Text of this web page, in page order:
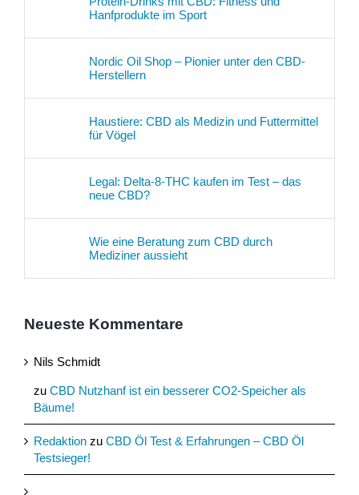
Hanfprodukte im Sport
Nordic Oil Shop – Pionier unter den CBD-
Herstellern
Haustiere: CBD als Medizin und Futtermittel
für Vögel
Legal: Delta-8-THC kaufen im Test – das
neue CBD?
Wie eine Beratung zum CBD durch
Mediziner aussieht
Neueste Kommentare
Nils Schmidt
zu CBD Nutzhanf ist ein besserer CO2-Speicher als
Bäume!
Redaktion zu CBD Öl Test & Erfahrungen – CBD Öl
Testsieger!